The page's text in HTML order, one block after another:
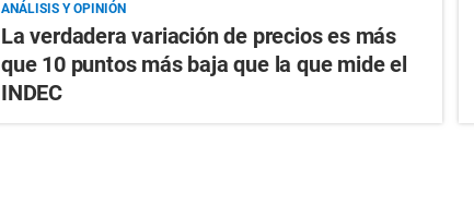
ANÁLISIS Y OPINIÓN
La verdadera variación de precios es más
que 10 puntos más baja que la que mide el
INDEC